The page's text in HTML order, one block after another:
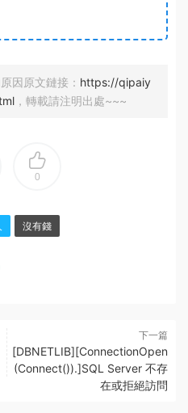
因原文鏈接： https://qipaiy
，轉載請注明出處~~~
0
沒有錢
下一篇
[DBNETLIB][ConnectionOpen
(Connect()).]SQL Server 不存
在或拒絕訪問